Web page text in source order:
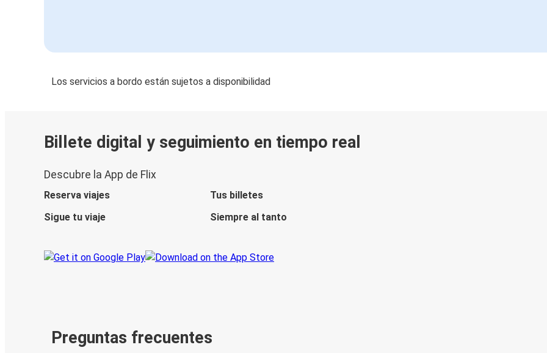
Los servicios a bordo están sujetos a disponibilidad
Billete digital y seguimiento en tiempo real
Descubre la App de Flix
Reserva viajes
Tus billetes
Sigue tu viaje
Siempre al tanto
Preguntas frecuentes